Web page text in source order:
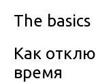
The basics
Как
время